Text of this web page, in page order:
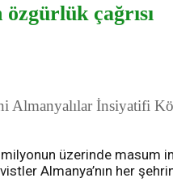
çağrısı
Almanyalılar İnsiyatifi
üzerinde
Almanya’nın her